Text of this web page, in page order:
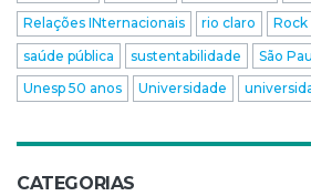
Relações INternacionais
rio claro Rock
saúde pública
sustentabilidade São
Unesp 50 anos
Universidade
CATEGORIAS